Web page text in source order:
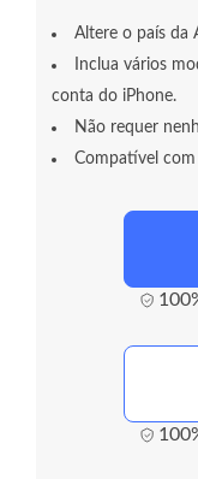
Altere o país da
Inclua vários
conta do iPhone.
Não requer
Compatível com